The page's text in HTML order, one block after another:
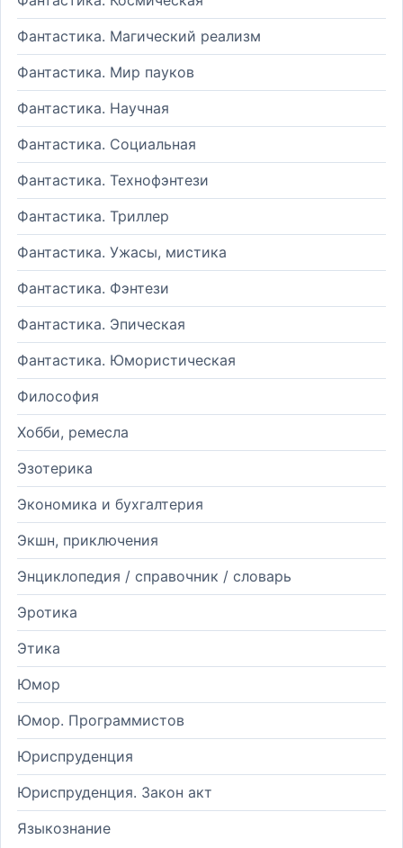
Фантастика. Магический реализм
Фантастика. Мир пауков
Фантастика. Научная
Фантастика. Социальная
Фантастика. Технофэнтези
Фантастика. Триллер
Фантастика. Ужасы, мистика
Фантастика. Фэнтези
Фантастика. Эпическая
Фантастика. Юмористическая
Философия
Хобби, ремесла
Эзотерика
Экономика и бухгалтерия
Экшн, приключения
Энциклопедия / справочник / словарь
Эротика
Этика
Юмор
Юмор. Программистов
Юриспруденция
Юриспруденция. Закон акт
Языкознание